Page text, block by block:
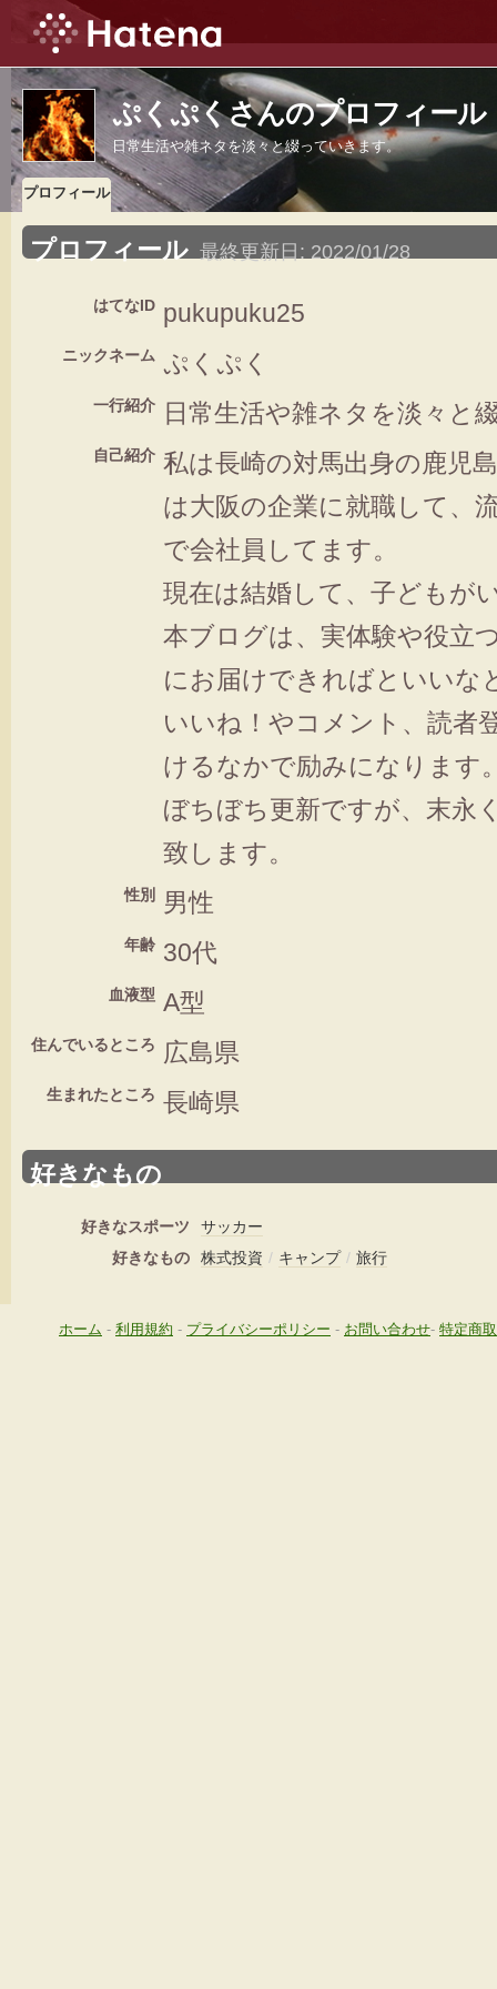
ぷくぷくさんのプロフィール
日常生活や雑ネタを淡々と綴っていきます。
プロフィール
プロフィール 最終更新日: 2022/01/28
はてなID pukupuku25
ニックネーム ぷくぷく
一行紹介 日常生活や雑ネタを淡々と
自己紹介 私は長崎の対馬出身の鹿児
は大阪の企業に就職して、
で会社員してます。
現在は結婚して、子どもが
本ブログは、実体験や役立
にお届けできればといいな
いいね！やコメント、読者
けるなかで励みになります
ぼちぼち更新ですが、末永
致します。
性別 男性
年齢 30代
血液型 A型
住んでいるところ 広島県
生まれたところ 長崎県
好きなもの
好きなスポーツ
サッカー
好きなもの
株式投資 / キャンプ / 旅行
ホーム - 利用規約 - プライバシーポリシー - お問い合わせ- 特定商